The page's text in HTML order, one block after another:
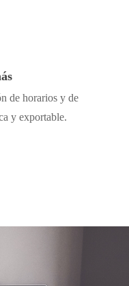
de horarios y de
y exportable.